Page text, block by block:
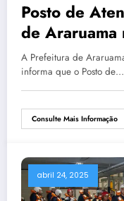
Posto de
de Araruama
atendimentos
de 2025
A Prefeitura de
informa que o Posto de…
Consulte Mais Informação
abril 24, 2025